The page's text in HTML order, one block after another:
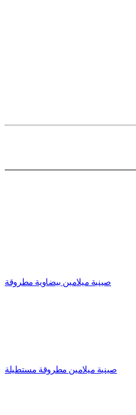
صينية ميلامين بيضاوية مطروقة
صينية ميلامين مطروقة مستطيلة